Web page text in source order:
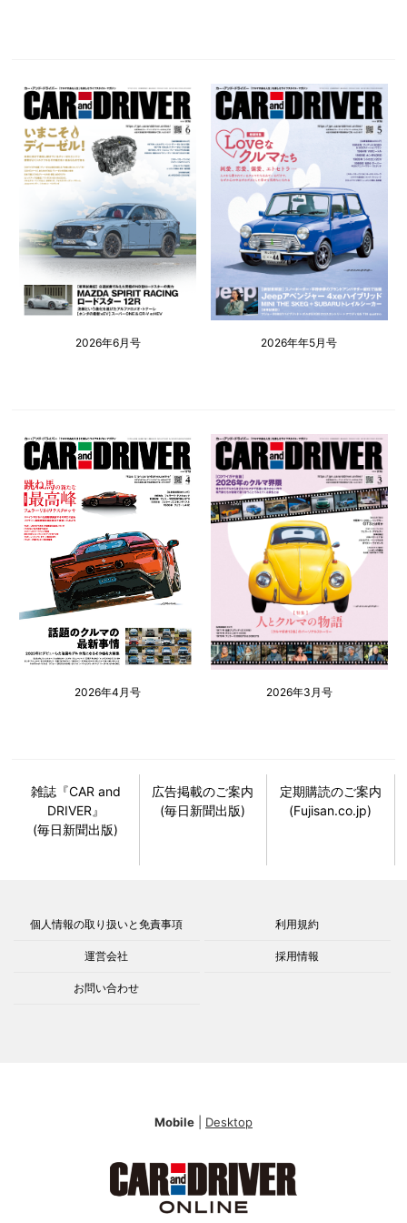
2026年6月号 2026年年5月号
2026年4月号 2026年3月号
雑誌『CAR and
DRIVER』
(毎日新聞出版)
広告掲載のご案内
(毎日新聞出版)
定期購読のご案内
(Fujisan.co.jp)
個人情報の取り扱いと免責事項 利用規約
運営会社 採用情報
お問い合わせ
Mobile Desktop